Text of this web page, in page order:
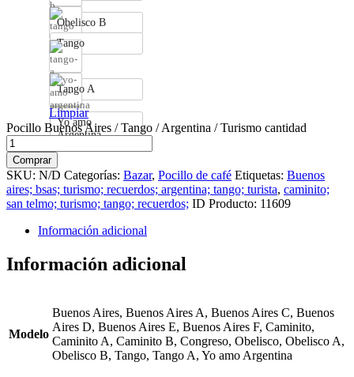
Obelisco B
Tango
Tango A
Yo amo
Argentina
Limpiar
Pocillo Buenos Aires / Tango / Argentina / Turismo cantidad
Comprar
SKU: N/D Categorías: Bazar, Pocillo de café Etiquetas: Buenos
aires; bsas; turismo; recuerdos; argentina; tango; turista, caminito;
san telmo; turismo; tango; recuerdos; ID Producto: 11609
Información adicional
Información adicional
Modelo
Buenos Aires, Buenos Aires A, Buenos Aires C, Buenos
Aires D, Buenos Aires E, Buenos Aires F, Caminito,
Caminito A, Caminito B, Congreso, Obelisco, Obelisco A,
Obelisco B, Tango, Tango A, Yo amo Argentina